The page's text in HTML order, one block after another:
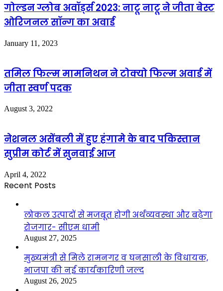
गोल्डन ग्लोब अवॉर्ड्स 2023: नाटू नाटू ने जीता बेस्ट
ओरिजनल सॉन्ग का अवार्ड
January 11, 2023
तमिल फिल्म मामनिथन ने टोक्यो फिल्म अवार्ड में
जीता स्वर्ण पदक
August 3, 2022
नेशनल असेंबली में हुए हंगामे के बाद पकिस्तान
सुप्रीम कोर्ट में सुनवाई आज
April 4, 2022
Recent Posts
लोकल उत्पादों से मजबूत होगी अर्थव्यवस्था और बढ़ेगा
रोजगार- सीएम धामी
August 27, 2025
मुख्यमंत्री से मिले रामनगर व घनसाली के विधायक,
भाजपा की नई कार्यकारिणी जल्द
August 26, 2025